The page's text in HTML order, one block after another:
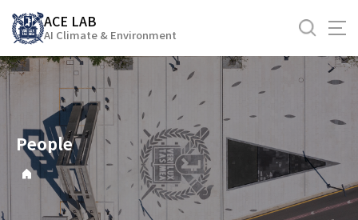
기
ACE LAB
AI Climate & Environment
People